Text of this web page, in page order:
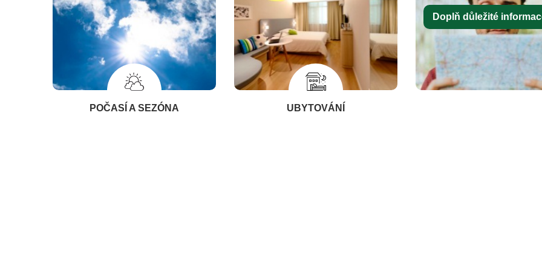
POČASÍ A SEZÓNA UBYTOVÁNÍ
Doplň důležité